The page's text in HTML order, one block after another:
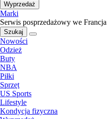
Wyprzedaż
Marki
Serwis posprzedażowy we Francja
Szukaj
Nowości
Odzież
Buty
NBA
Piłki
Sprzęt
US Sports
Lifestyle
Kondycja fizyczna